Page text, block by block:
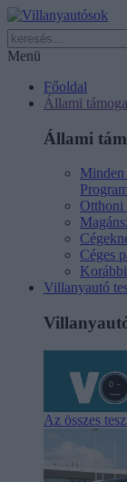
Menü
Főoldal
Állami
Állami
Minden
Otthoni
Céges
Villanyautó
Az összes